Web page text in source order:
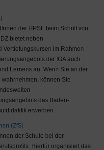
der HPSL beim Schritt von
bietet neben
Vertiefungskursen im Rahmen
der IGA auch
Lernens an. Wenn Sie an der
können Sie
das Baden-
erwerben.
(ZfS)
der Schule bei der
Hierfür organisiert das